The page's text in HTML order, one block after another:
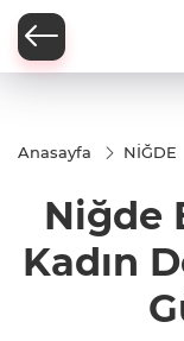
Anasayfa NİĞDE
Niğde
Kadın